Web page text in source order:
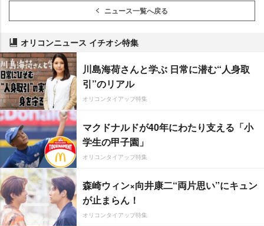
ニュース一覧へ戻る
オリコンニュース イチオシ特集
川島海荷さんと学ぶ 日常に潜む“人身取
引”のリアル
オリコンタイアップ特集
マクドナルドが40年にわたり支える「小
学生の甲子園」
オリコンタイアップ特集
森崎ウィン×向井康二“両片思い”にキュン
が止まらん！
オリコンタイアップ特集